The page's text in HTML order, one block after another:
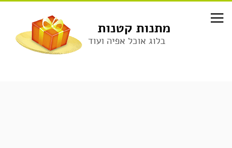
לתוכן
מתנות קטנות
בלוג אוכל אפיה ועוד